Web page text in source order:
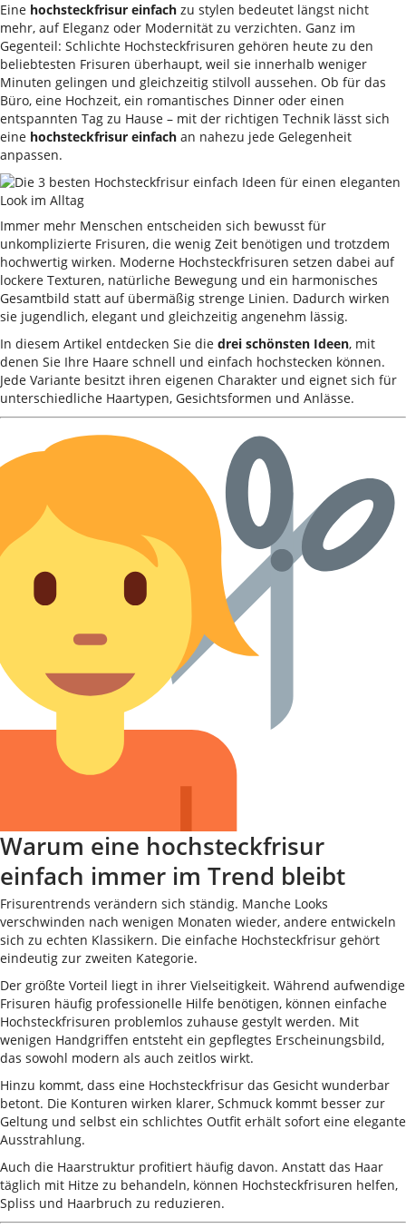
Eine hochsteckfrisur einfach zu stylen bedeutet längst nicht
mehr, auf Eleganz oder Modernität zu verzichten. Ganz im
Gegenteil: Schlichte Hochsteckfrisuren gehören heute zu den
beliebtesten Frisuren überhaupt, weil sie innerhalb weniger
Minuten gelingen und gleichzeitig stilvoll aussehen. Ob für das
Büro, eine Hochzeit, ein romantisches Dinner oder einen
entspannten Tag zu Hause – mit der richtigen Technik lässt sich
eine hochsteckfrisur einfach an nahezu jede Gelegenheit
anpassen.
Immer mehr Menschen entscheiden sich bewusst für
unkomplizierte Frisuren, die wenig Zeit benötigen und trotzdem
hochwertig wirken. Moderne Hochsteckfrisuren setzen dabei auf
lockere Texturen, natürliche Bewegung und ein harmonisches
Gesamtbild statt auf übermäßig strenge Linien. Dadurch wirken
sie jugendlich, elegant und gleichzeitig angenehm lässig.
In diesem Artikel entdecken Sie die drei schönsten Ideen, mit
denen Sie Ihre Haare schnell und einfach hochstecken können.
Jede Variante besitzt ihren eigenen Charakter und eignet sich für
unterschiedliche Haartypen, Gesichtsformen und Anlässe.
Warum eine hochsteckfrisur
einfach immer im Trend bleibt
Frisurentrends verändern sich ständig. Manche Looks
verschwinden nach wenigen Monaten wieder, andere entwickeln
sich zu echten Klassikern. Die einfache Hochsteckfrisur gehört
eindeutig zur zweiten Kategorie.
Der größte Vorteil liegt in ihrer Vielseitigkeit. Während aufwendige
Frisuren häufig professionelle Hilfe benötigen, können einfache
Hochsteckfrisuren problemlos zuhause gestylt werden. Mit
wenigen Handgriffen entsteht ein gepflegtes Erscheinungsbild,
das sowohl modern als auch zeitlos wirkt.
Hinzu kommt, dass eine Hochsteckfrisur das Gesicht wunderbar
betont. Die Konturen wirken klarer, Schmuck kommt besser zur
Geltung und selbst ein schlichtes Outfit erhält sofort eine elegante
Ausstrahlung.
Auch die Haarstruktur profitiert häufig davon. Anstatt das Haar
täglich mit Hitze zu behandeln, können Hochsteckfrisuren helfen,
Spliss und Haarbruch zu reduzieren.